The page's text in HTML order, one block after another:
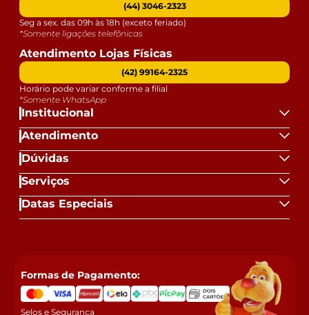
Institucional
Atendimento
Dúvidas
Serviços
Datas Especiais
(44) 3046-2323
Seg a sex. das 09h às 18h (exceto feriado)
*Somente ligações telefônicas
Atendimento Lojas Físicas
(42) 99164-2325
Horário pode variar conforme a filial
*Somente WhatsApp
Formas de Pagamento:
Selos e Segurança